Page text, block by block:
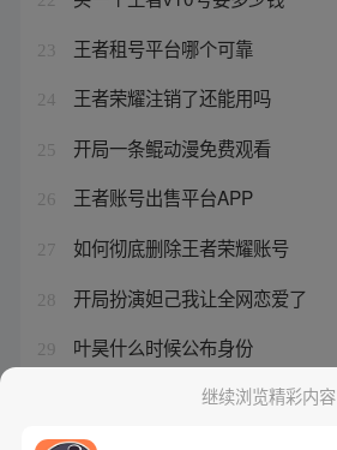
23 王者租号平台哪个可靠
24 王者荣耀注销了还能用吗
25 开局一条鲲动漫免费观看
26 王者账号出售平台APP
27 如何彻底删除王者荣耀账号
28 开局扮演妲己我让全网恋爱了
29 叶昊什么时候公布身份
怎么能彻底删除王者荣耀号
继续浏览精彩内容